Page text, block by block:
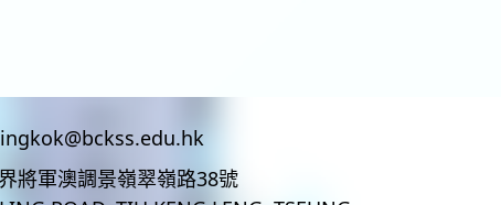
將軍澳調景嶺翠嶺路38號